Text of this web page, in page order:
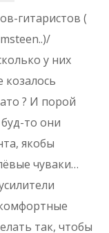
гитаристов (
у них
козалось
? И порой
то они
якобы
чуваки…
так, чтобы